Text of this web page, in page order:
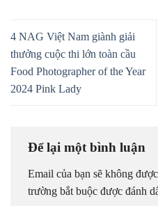
4 NAG Việt Nam giành giải
thưởng cuộc thi lớn toàn cầu
Food Photographer of the Year
2024 Pink Lady
Để lại một bình luận
Email của bạn sẽ không
trường bắt buộc được đánh